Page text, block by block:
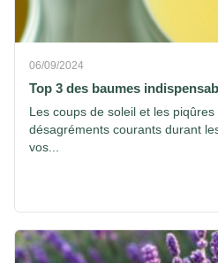
06/09/2024
Top 3 des baumes
Les coups de soleil et les piqûres
désagréments courants durant
vos...